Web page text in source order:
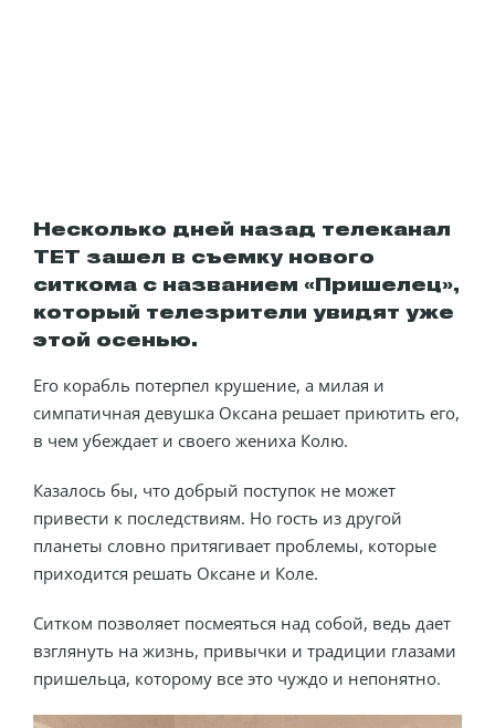
Несколько дней назад телеканал
ТЕТ зашел в съемку нового
ситкома с названием «Пришелец»,
который телезрители увидят уже
этой осенью.
Его корабль потерпел крушение, а милая и
симпатичная девушка Оксана решает приютить его,
в чем убеждает и своего жениха Колю.
Казалось бы, что добрый поступок не может
привести к последствиям. Но гость из другой
планеты словно притягивает проблемы, которые
приходится решать Оксане и Коле.
Ситком позволяет посмеяться над собой, ведь дает
взглянуть на жизнь, привычки и традиции глазами
пришельца, которому все это чуждо и непонятно.